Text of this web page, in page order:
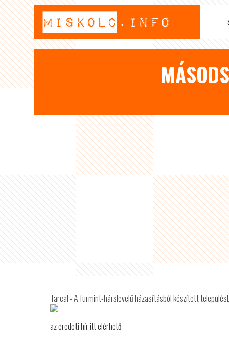
Tarcal - A furmint-hárslevelű házasításból készített
az eredeti hír itt elérhető